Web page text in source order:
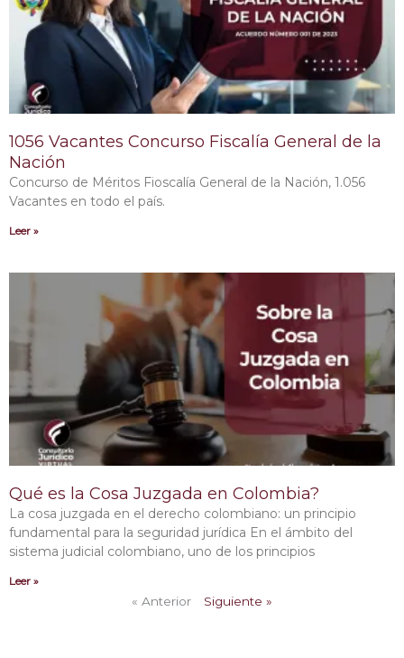
1056 Vacantes Concurso Fiscalía General de la
Nación
Concurso de Méritos Fioscalía General de la Nación, 1.056
Vacantes en todo el país.
Leer »
Qué es la Cosa Juzgada en Colombia?
La cosa juzgada en el derecho colombiano: un principio
fundamental para la seguridad jurídica En el ámbito del
sistema judicial colombiano, uno de los principios
Leer »
« Anterior Siguiente »